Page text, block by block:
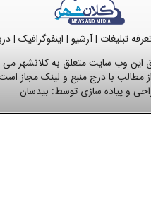
تبلیغات |آرشیو | اینفوگرافیک |
این وب سایت متعلق به کلانشهر می
مطالب با درج منبع و لینک مجاز
و پیاده سازی توسط: بیدسان